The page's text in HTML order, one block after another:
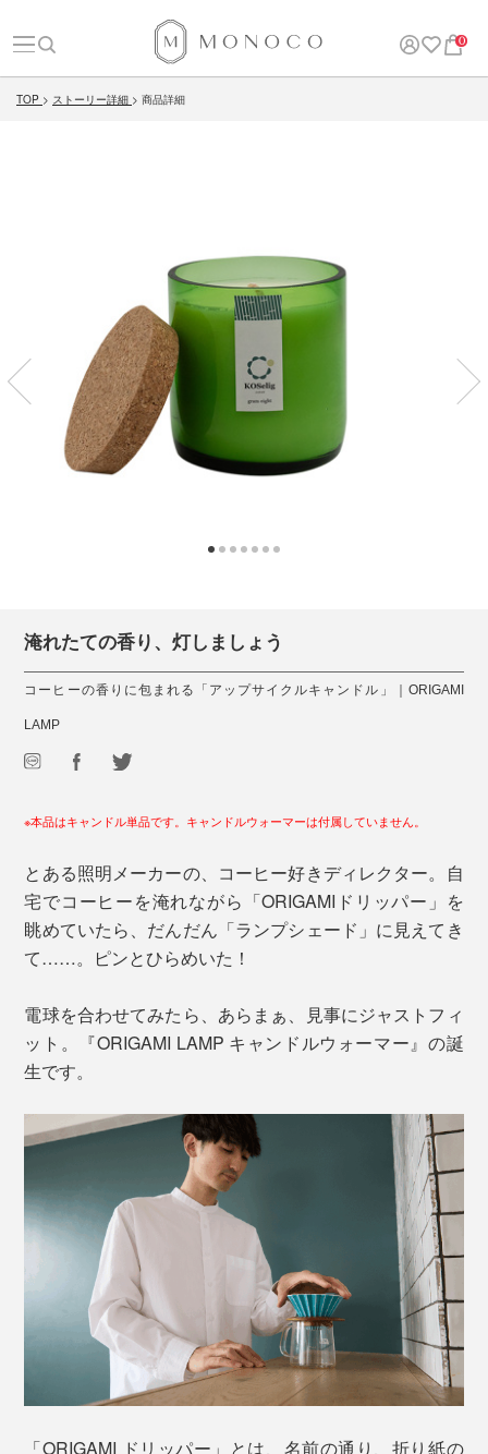
0
TOP ストーリー詳細 商品詳細
淹れたての香り、灯しましょう
コーヒーの香りに包まれる「アップサイクルキャンドル」｜ORIGAMI
LAMP
※本品はキャンドル単品です。キャンドルウォーマーは付属していません。
とある照明メーカーの、コーヒー好きディレクター。自
宅でコーヒーを淹れながら「ORIGAMIドリッパー」を
眺めていたら、だんだん「ランプシェード」に見えてき
て……。ピンとひらめいた！
電球を合わせてみたら、あらまぁ、見事にジャストフィ
ット。『ORIGAMI LAMP キャンドルウォーマー』の誕
生です。
「ORIGAMI ドリッパー」とは、名前の通り、折り紙の